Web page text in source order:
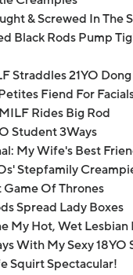
& Screwed In The
Black Rods Pump
Straddles 21YO Dong
Fiend For
Rides Big Rod
Student 3Ways
My Wife's Best
Stepfamily
Game Of Thrones
Spread Lady Boxes
My Hot, Wet Lesbian
With My Sexy 18YO
Squirt Spectacular!